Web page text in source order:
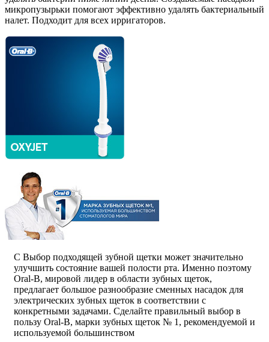
микропузырьки помогают эффективно удалять бактериальный
налет. Подходит для всех ирригаторов.
C Выбор подходящей зубной щетки может значительно
улучшить состояние вашей полости рта. Именно поэтому
Oral-B, мировой лидер в области зубных щеток,
предлагает большое разнообразие сменных насадок для
электрических зубных щеток в соответствии с
конкретными задачами. Сделайте правильный выбор в
пользу Oral-B, марки зубных щеток № 1, рекомендуемой и
используемой большинством